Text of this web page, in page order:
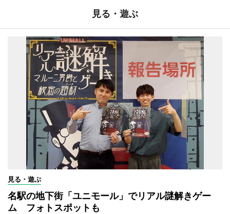
見る・遊ぶ
見る・遊ぶ
名駅の地下街「ユニモール」でリアル謎解きゲー
ム フォトスポットも